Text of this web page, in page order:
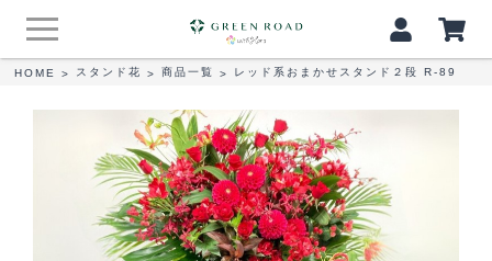
HOME > スタンド花 > 商品一覧 > レッド系おまかせスタンド２段 R-89